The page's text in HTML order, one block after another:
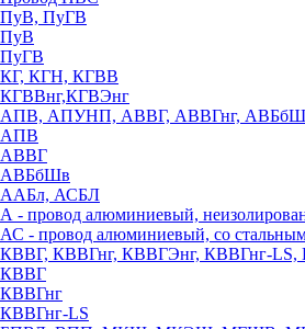
ПуВ, ПуГВ
ПуВ
ПуГВ
КГ, КГН, КГВВ
КГВВнг,КГВЭнг
АПВ, АПУНП, АВВГ, АВВГнг,
АПВ
АВВГ
АВБбШв
ААБл, АСБЛ
А - провод алюминиевый,
АС - провод алюминиевый, со
КВВГ, КВВГнг, КВВГЭнг, КВВГнг-LS,
КВВГ
КВВГнг
КВВГнг-LS